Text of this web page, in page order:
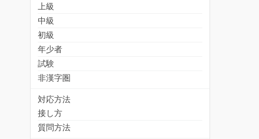
上級
中級
初級
年少者
試験
非漢字圏
対応方法
接し方
質問方法